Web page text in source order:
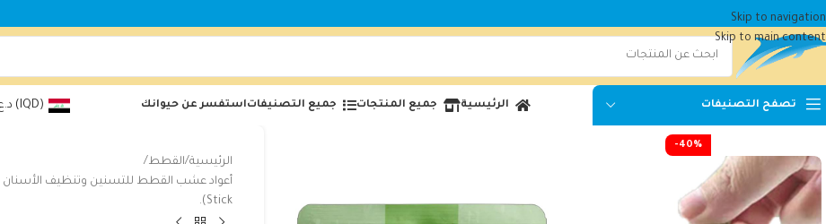
Skip to navigation
Skip to main content
تصفح التصنيفات الرئيسية جميع المنتجات جميع التصنيفاتاستفسر عن حيوانك (IQD)
-40%
الرئيسية القطط
Stick).